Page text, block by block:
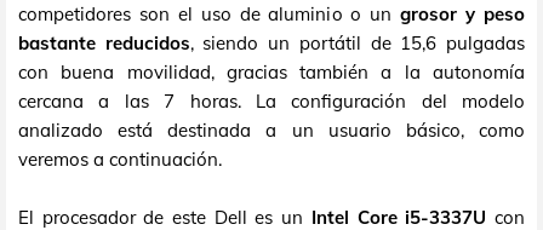
competidores son el uso de aluminio o ungrosor y peso
bastante reducidos, siendo un portátil de 15,6 pulgadas
con buena movilidad, gracias también a la autonomía
cercana a las 7 horas. La configuración del modelo
analizado está destinada a un usuario básico, como
veremos a continuación.
El procesador de este Dell es un Intel Core i5-3337U con